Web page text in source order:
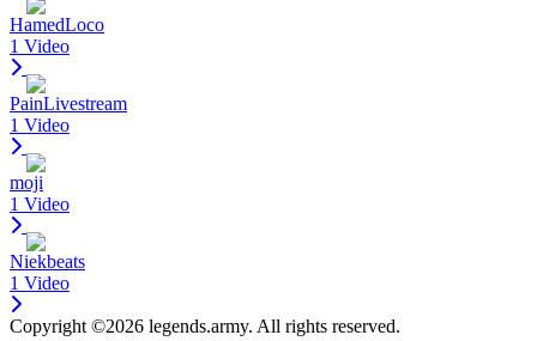
HamedLoco
1 Video
PainLivestream
1 Video
moji
1 Video
Niekbeats
1 Video
Copyright ©2026 legends.army. All rights reserved.